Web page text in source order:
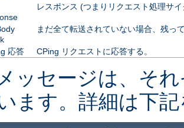
レスポンス (つまりリクエスト処理サ
まだ全て転送されていない場合、残っ
応答 CPing リクエストに応答する。
メッセージは、そ
ます。詳細は下